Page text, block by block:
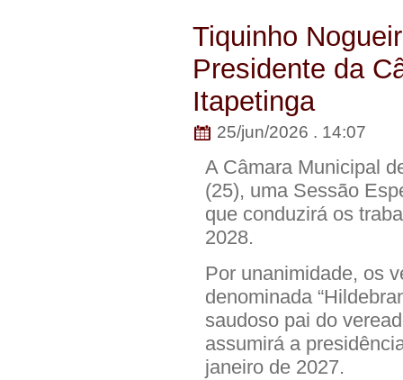
Tiquinho
Presidente da
Itapetinga
25/jun/2026 . 14:07
A Câmara Municipal
(25), uma Sessão
que conduzirá os
2028.
Por unanimidade, os
denominada
saudoso pai do
assumirá a
janeiro de 2027.